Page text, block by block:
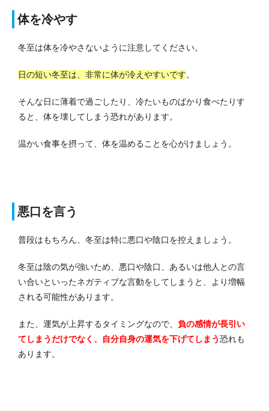
体を冷やす
冬至は体を冷やさないように注意してください。
日の短い冬至は、非常に体が冷えやすいです。
そんな日に薄着で過ごしたり、冷たいものばかり食べたりす
ると、体を壊してしまう恐れがあります。
温かい食事を摂って、体を温めることを心がけましょう。
悪口を言う
普段はもちろん、冬至は特に悪口や陰口を控えましょう。
冬至は陰の気が強いため、悪口や陰口、あるいは他人との言
い合いといったネガティブな言動をしてしまうと、より増幅
される可能性があります。
また、運気が上昇するタイミングなので、 負の感情が長引い
てしまうだけでなく、自分自身の運気を下げてしまう恐れも
あります。